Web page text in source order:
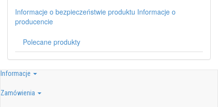
Informacje o bezpieczeństwie produktu Informacje o
producencie
Polecane produkty
Informacje
Zamówienia